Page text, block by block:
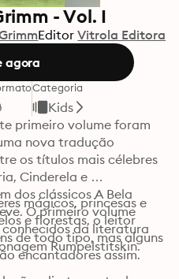
- Vol. I
Editor Vitrola Editora
agora
Categoria
Kids
primeiro volume foram
nova tradução
os títulos mais célebres
Cinderela e
dos clássicos A Bela
O primeiro volume
da literatura
infantojuvenil, como o personagem Rumpelstitskin.
mágicos, princesas e
e florestas, o leitor
de todo tipo, mas alguns